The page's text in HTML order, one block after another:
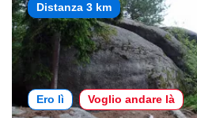
Distanza 3 km
Ero lì Voglio andare là